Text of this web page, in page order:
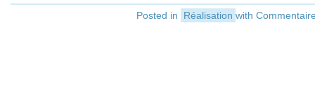
Posted in Réalisation with